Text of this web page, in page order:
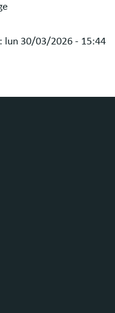
lun 30/03/2026 - 15:44